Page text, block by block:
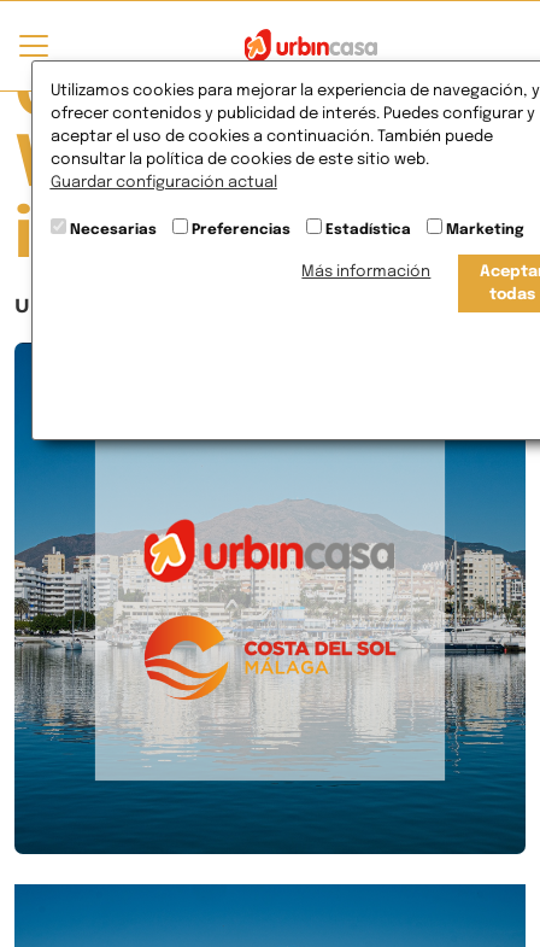
Currently
Viewing Posts
in Innovación
URBINCASA llegará a la Costa del Sol en 2023
Utilizamos cookies para mejorar la experiencia de navegación, y
ofrecer contenidos y publicidad de interés. Puedes configurar y
aceptar el uso de cookies a continuación. También puede
consultar la política de cookies de este sitio web.
Guardar configuración actual
Necesarias Preferencias Estadística Marketing
Más información
todas